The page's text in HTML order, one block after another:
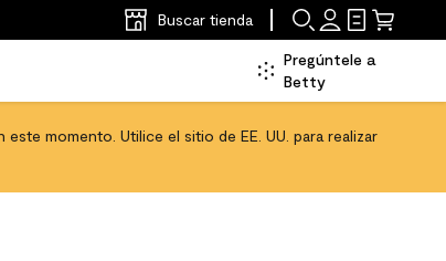
Buscar tienda
Pregúntele a
Betty
momento. Utilice el sitio de EE. UU. para realizar